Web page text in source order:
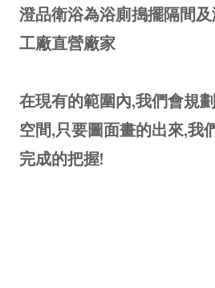
澄品衛浴為浴廁搗擺隔間
工廠直營廠家
在現有的範圍內,我們會規
空間,只要圖面畫的出來,我
完成的把握!